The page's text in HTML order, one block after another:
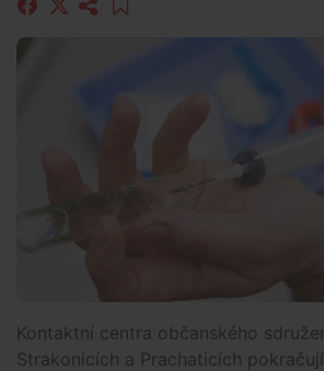
Kontaktní centra občanského
Strakonicích a Prachaticích